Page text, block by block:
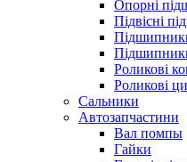
Опорні
Підвісні
Роликові
Роликові
Сальники
Автозапчастини
Вал помпы
Гайки